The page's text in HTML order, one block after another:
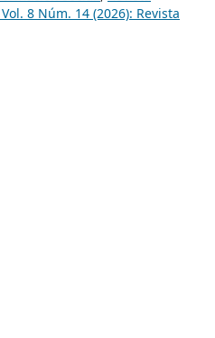
8 Núm. 14 (2026): Revista